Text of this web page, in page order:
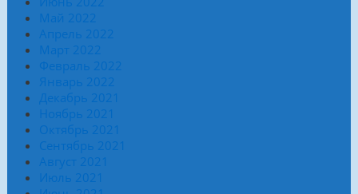
Май 2022
Апрель 2022
Март 2022
Февраль 2022
Январь 2022
Декабрь 2021
Ноябрь 2021
Октябрь 2021
Сентябрь 2021
Август 2021
Июль 2021